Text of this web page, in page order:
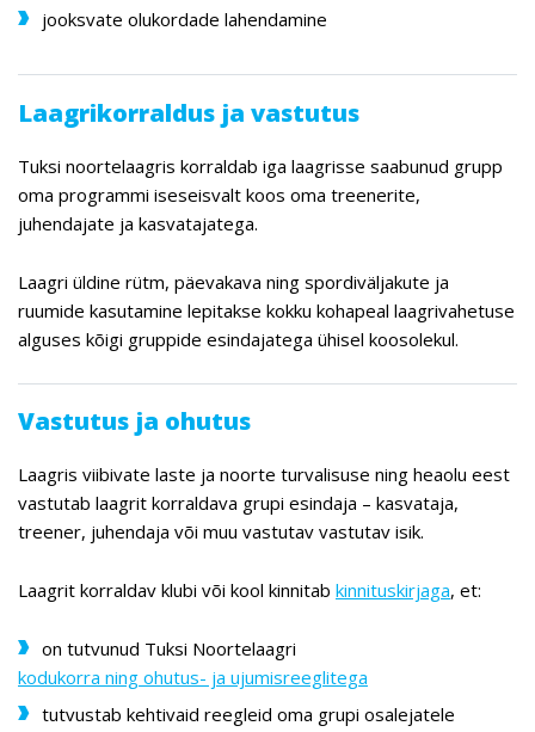
jooksvate olukordade lahendamine
Laagrikorraldus ja vastutus
Tuksi noortelaagris korraldab iga laagrisse saabunud grupp
oma programmi iseseisvalt koos oma treenerite,
juhendajate ja kasvatajatega.
Laagri üldine rütm, päevakava ning spordiväljakute ja
ruumide kasutamine lepitakse kokku kohapeal laagrivahetuse
alguses kõigi gruppide esindajatega ühisel koosolekul.
Vastutus ja ohutus
Laagris viibivate laste ja noorte turvalisuse ning heaolu eest
vastutab laagrit korraldava grupi esindaja – kasvataja,
treener, juhendaja või muu vastutav vastutav isik.
Laagrit korraldav klubi või kool kinnitab kinnituskirjaga, et:
on tutvunud Tuksi Noortelaagri
kodukorra ning ohutus- ja ujumisreeglitega
tutvustab kehtivaid reegleid oma grupi osalejatele